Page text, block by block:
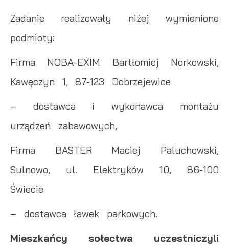
Zadanie realizowały niżej wymienione
podmioty:
Firma NOBA-EXIM Bartłomiej Norkowski,
Kawęczyn 1, 87-123 Dobrzejewice
– dostawca i wykonawca montażu
urządzeń zabawowych,
Firma BASTER Maciej Paluchowski,
Sulnowo, ul. Elektryków 10, 86-100
Świecie
– dostawca ławek parkowych.
Mieszkańcy sołectwa uczestniczyli